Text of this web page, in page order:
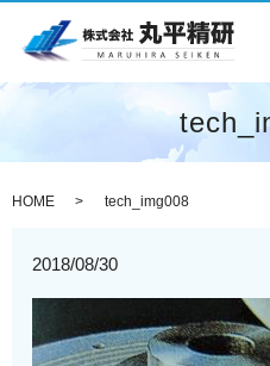
HOME tech_img008
2018/08/30